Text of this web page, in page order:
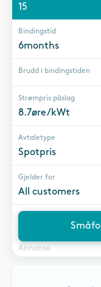
15
Bindingstid
6months
Brudd i bindingstiden
Strømpris påslag
8.7øre/kWt
Avtaletype
Spotpris
Gjelder for
All customers
Annonse